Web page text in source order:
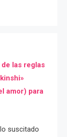
las reglas
amor) para
suscitado